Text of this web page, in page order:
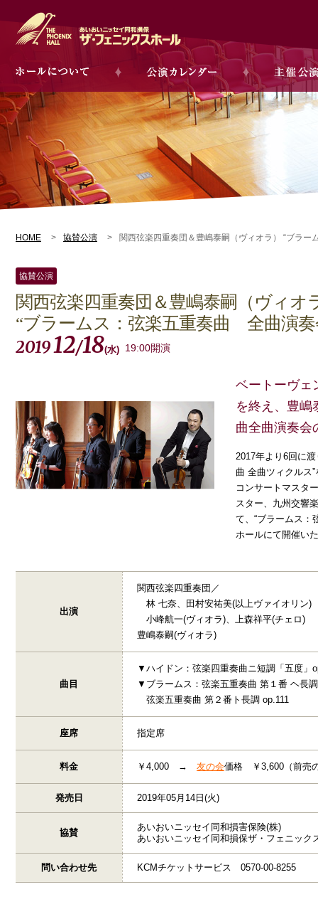
HOME 協賛公演 関西弦楽四重奏団＆豊嶋泰嗣（ヴィオラ） “ブラ
協賛公演
関西弦楽四重奏団＆豊嶋泰嗣（ヴィオ
“ブラームス：弦楽五重奏曲 全曲演奏
201912/18(水) 19:00開演
ベートーヴェ
を終え、豊嶋
曲全曲演奏会
2017年より6回に
曲 全曲ツィクルス
コンサートマスタ
スター、九州交響
て、“ブラームス：
ホールにて開催い
出演
関西弦楽四重奏団／
林 七奈、田村安祐美(以上ヴァイオリン)
小峰航一(ヴィオラ)、上森祥平(チェロ)
豊嶋泰嗣(ヴィオラ)
曲目
▼ハイドン：弦楽四重奏曲ニ短調「五度」
▼ブラームス：弦楽五重奏曲 第１番 ヘ長
弦楽五重奏曲 第２番ト長調 op.111
座席 指定席
料金 ￥4,000 → 友の会価格 ￥3,600（前売
発売日 2019年05月14日(火)
協賛
あいおいニッセイ同和損害保険(株)
あいおいニッセイ同和損保ザ・フェニック
問い合わせ先 KCMチケットサービス 0570-00-8255